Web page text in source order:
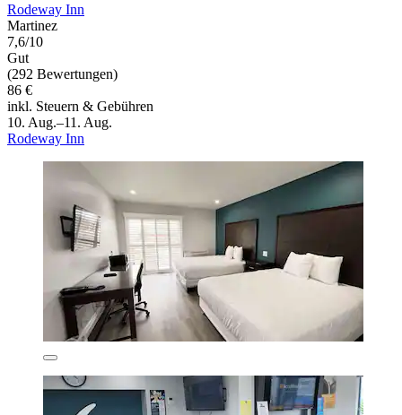
Rodeway Inn
Martinez
7,6/10
Gut
(292 Bewertungen)
86 €
inkl. Steuern & Gebühren
10. Aug.–11. Aug.
Rodeway Inn